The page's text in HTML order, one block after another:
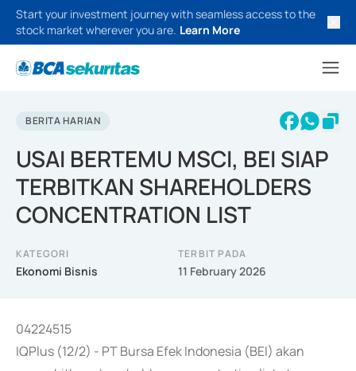
Start your investment journey with seamless access to the
stock market wherever you are. Learn More
BERITA HARIAN
USAI BERTEMU MSCI, BEI SIAP
TERBITKAN SHAREHOLDERS
CONCENTRATION LIST
KATEGORI
Ekonomi Bisnis
TERBIT PADA
11 February 2026
04224515
IQPlus (12/2) - PT Bursa Efek Indonesia (BEI) akan